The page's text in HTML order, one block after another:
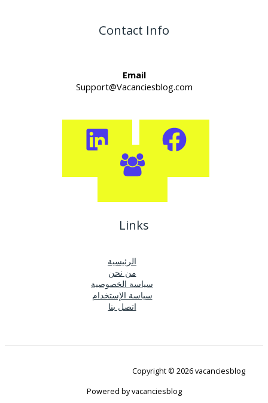
Contact Info
Email
Support@Vacanciesblog.com
Links
الرئيسية
من نحن
سياسة الخصوصية
سياسة الإستخدام
اتصل بنا
Copyright © 2026 vacanciesblog
Powered by vacanciesblog